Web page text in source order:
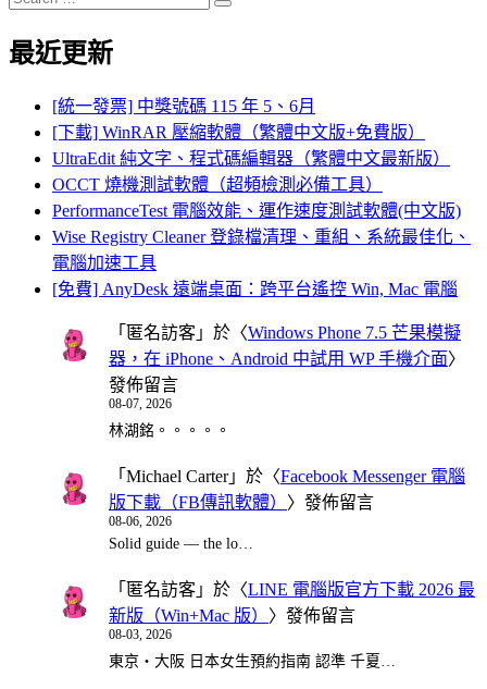
for:
Search
最近更新
[統一發票] 中獎號碼 115 年 5、6月
[下載] WinRAR 壓縮軟體（繁體中文版+免費版）
UltraEdit 純文字、程式碼編輯器（繁體中文最新版）
OCCT 燒機測試軟體（超頻檢測必備工具）
PerformanceTest 電腦效能、運作速度測試軟體(中文版)
Wise Registry Cleaner 登錄檔清理、重組、系統最佳化、
電腦加速工具
[免費] AnyDesk 遠端桌面：跨平台遙控 Win, Mac 電腦
「 匿名訪客 」於〈Windows Phone 7.5 芒果模擬
器，在 iPhone、Android 中試用 WP 手機介面〉
發佈留言
08-07, 2026
林湖銘。。。。。
「 Michael Carter」於〈Facebook Messenger 電腦
版下載（FB傳訊軟體） 〉發佈留言
08-06, 2026
Solid guide — the lo…
「 匿名訪客 」於〈LINE 電腦版官方下載 2026 最
新版（Win+Mac 版） 〉發佈留言
08-03, 2026
東京・大阪 日本女生預約指南 認準 千夏…